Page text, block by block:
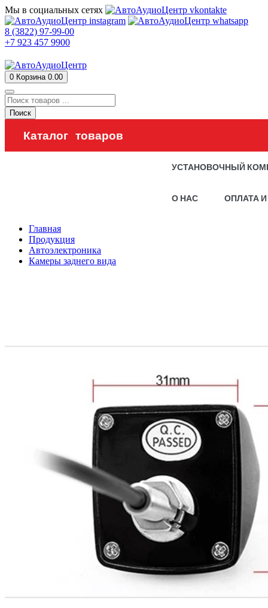
Мы в социальных сетях
8 (3822) 97-99-00
+7 923 457 9900
0 Корзина 0.00
Поиск
Каталог товаров
УСТАНОВОЧНЫЙ
О НАС ОПЛАТА
Главная
Продукция
Автоэлектроника
Камеры заднего вида